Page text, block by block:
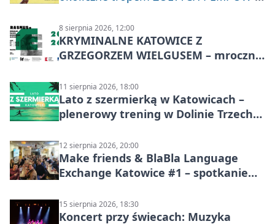
8 sierpnia 2026, 12:00
KRYMINALNE KATOWICE Z
GRZEGORZEM WIELGUSEM – mroczne
11 sierpnia 2026, 18:00
Lato z szermierką w Katowicach –
plenerowy trening w Dolinie Trzech
12 sierpnia 2026, 20:00
Make friends & BlaBla Language
Exchange Katowice #1 – spotkanie
15 sierpnia 2026, 18:30
Koncert przy świecach: Muzyka